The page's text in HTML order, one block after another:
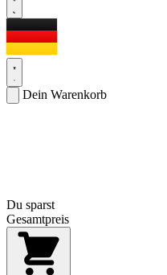
Dein Warenkorb
Du sparst
Gesamtpreis